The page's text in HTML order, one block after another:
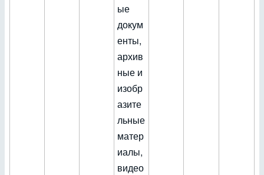
ые
докум
енты,
архив
ные и
изобр
азите
льные
матер
иалы,
видео